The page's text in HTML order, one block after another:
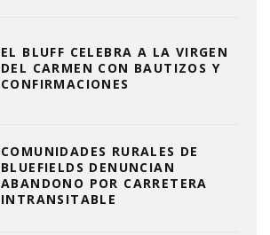
EL BLUFF CELEBRA A LA VIRGEN
DEL CARMEN CON BAUTIZOS Y
CONFIRMACIONES
COMUNIDADES RURALES DE
BLUEFIELDS DENUNCIAN
ABANDONO POR CARRETERA
INTRANSITABLE